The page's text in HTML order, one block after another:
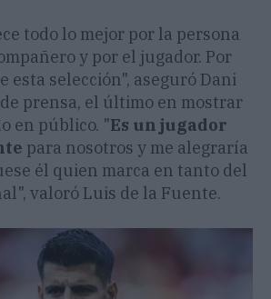
todo lo mejor por la persona
y por el jugador. Por
esta selección", aseguró Dani
prensa, el último en mostrar
en público. "Es un jugador
para nosotros y me alegraría
él quien marca en tanto del
valoró Luis de la Fuente.